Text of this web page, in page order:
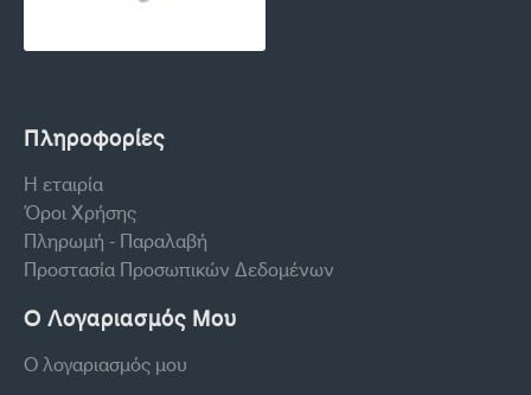
Πληροφορίες
Η εταιρία
Όροι Χρήσης
Πληρωμή - Παραλαβή
Προστασία Προσωπικών Δεδομένων
Ο Λογαριασμός Μου
Ο λογαριασμός μου